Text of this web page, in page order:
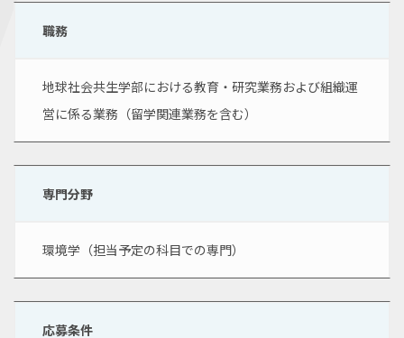
職務
地球社会共生学部における教育・研究業務および組織運
営に係る業務（留学関連業務を含む）
専門分野
環境学（担当予定の科目での専門）
応募条件